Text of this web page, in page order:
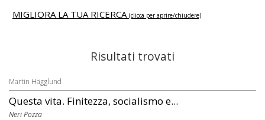
MIGLIORA LA TUA RICERCA (clicca per aprire/chiudere)
Risultati trovati
Martin Hägglund
Questa vita. Finitezza, socialismo e...
Neri Pozza